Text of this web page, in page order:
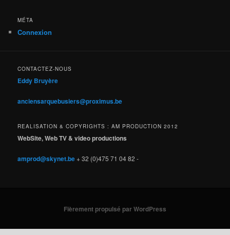
MÉTA
Connexion
CONTACTEZ-NOUS
Eddy Bruyère
anciensarquebusiers@proximus.be
REALISATION & COPYRIGHTS : AM PRODUCTION 2012
WebSite, Web TV & video productions
amprod@skynet.be+ 32 (0)475 71 04 82 -
Fièrement propulsé par WordPress